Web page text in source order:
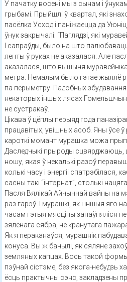
У пачатку восені мы з сынам і
грыбамі. Прыйшлі ў квартал, які
пасёлка Усход і паніжаецца да
ўнук закрычалі: “Паглядзі, які
І сапраўды, было на што
ленты ў руках не аказалася. Але
аказалася, што вышыня
метра. Немалым было гэтае жыллё
па перыметру. Падобных
некаторых іншых лясах
не сустракаў.
Цікава ў цёплы перыяд года
працавітых, увішных асоб. Яны ўсе ў
кароткі момант мурашка можа
Даследчыкі прыроды сцвярджаюць,
ношу, якая ў некалькі разоў
колькі часу і энергіі спатрэбілася,
сасны такі “інтэрнат”, столькі
Пасля Вялікай Айчыннай вайны на
раз гарэў. І мурашкі, як і іншыя яго
часам гэтыя мясціны запаўняліся
зялёнага сябра, не кранутага
Як я пераканаўся, мурашнік
конуса. Вы ж бачылі, як сяляне
земляных капцах. Вось такой
пэўнай сістэме, без якога-небудзь
ёсць практычны сэнс, закладзены